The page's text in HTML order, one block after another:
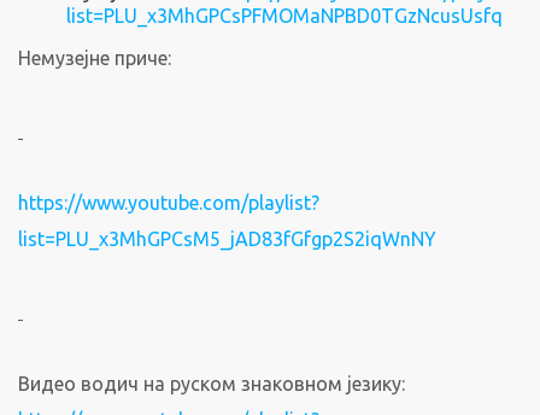
list=PLU_x3MhGPCsPFMOMaNPBD0TGzNcusUsfq
Немузејне приче:
https://www.youtube.com/playlist?
list=PLU_x3MhGPCsM5_jAD83fGfgp2S2iqWnNY
Видео водич на руском знаковном језику: